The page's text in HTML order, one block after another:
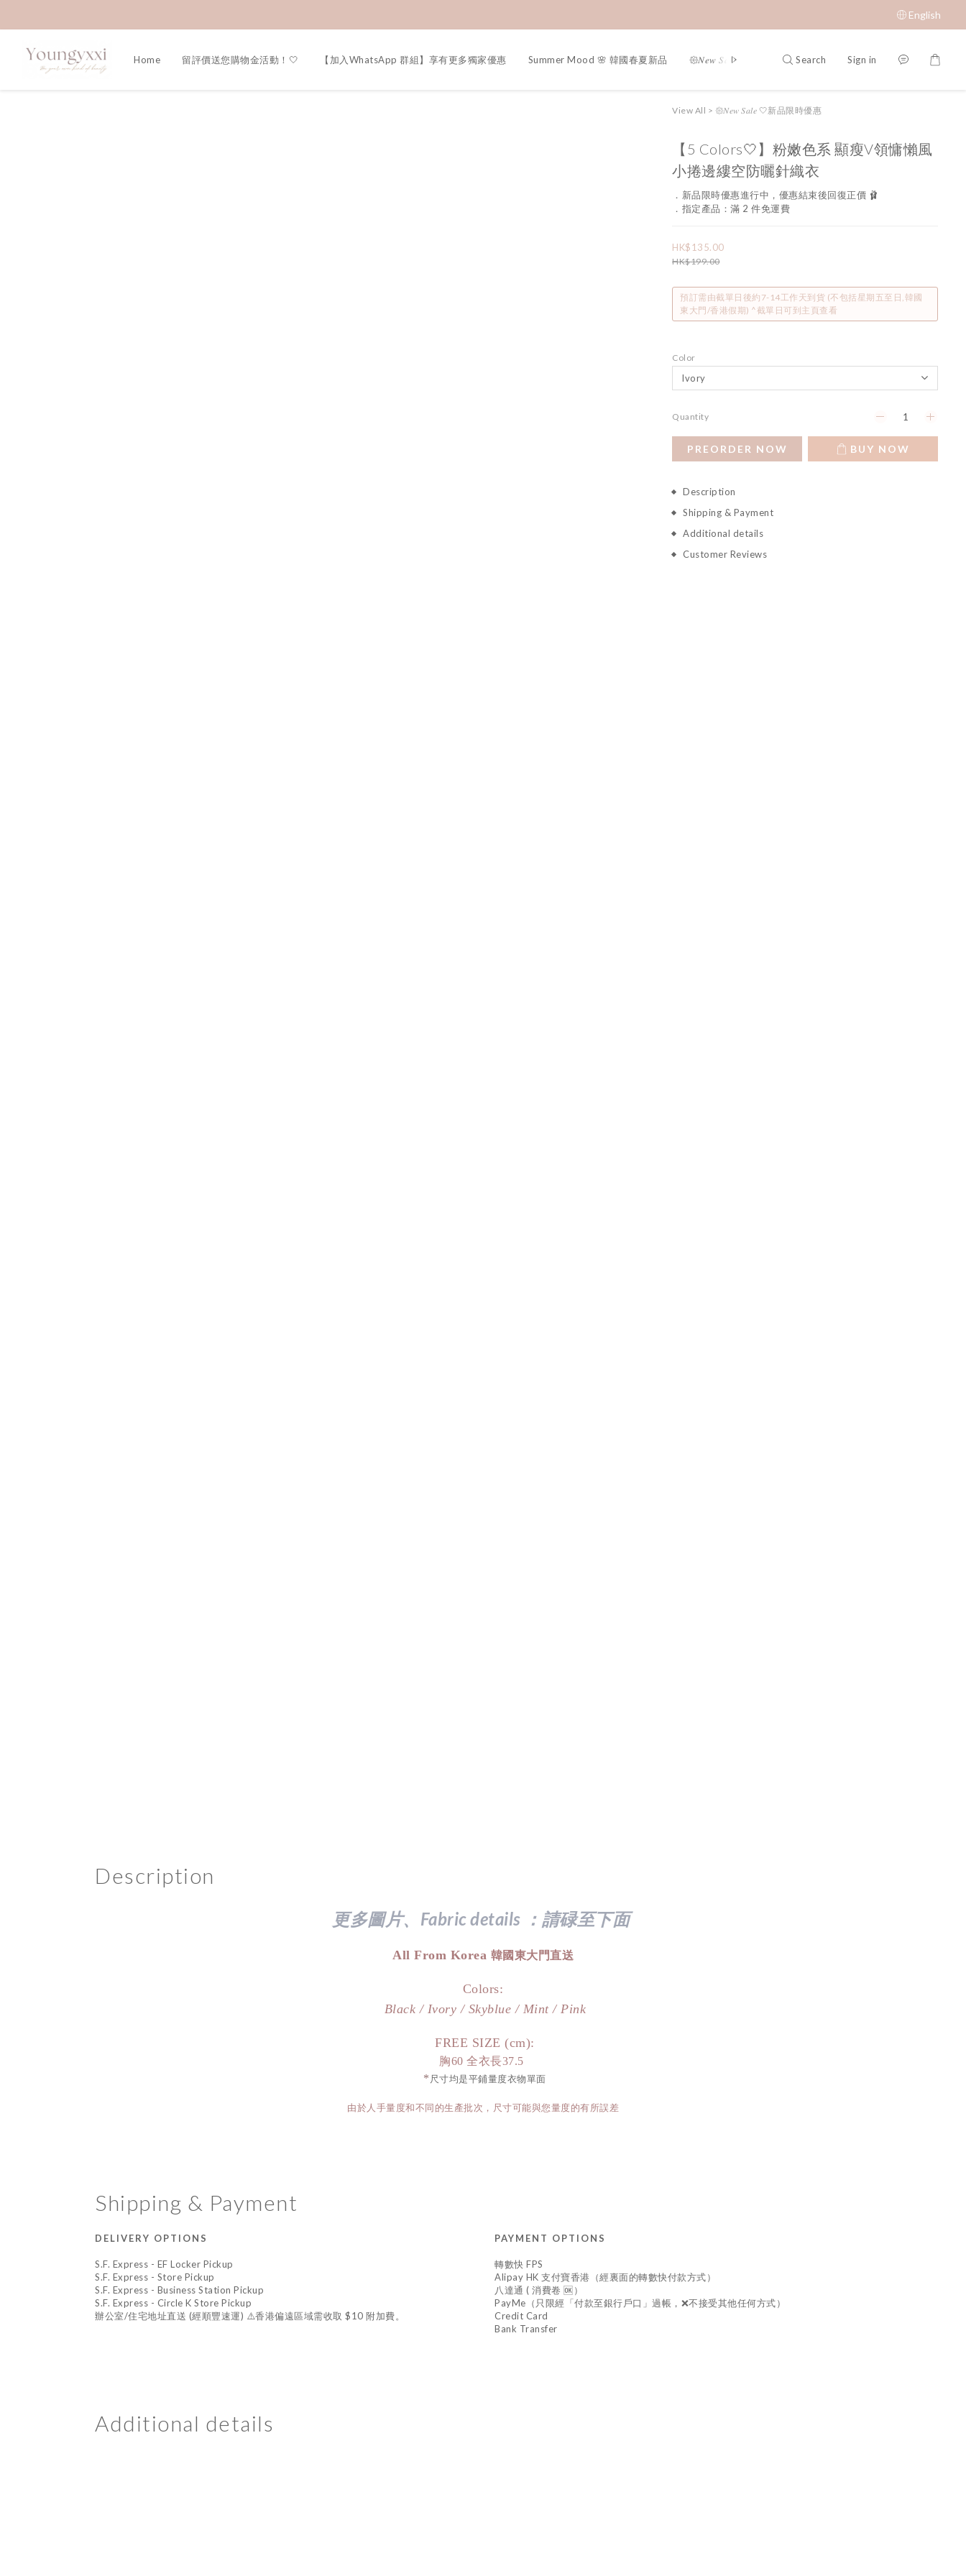
English
Home 留評價送您購物金活動！🤍 【加入WhatsApp 群組】享有更多獨家優惠 Summer Mood 🌸 韓國春夏新品 𑁍𝑁𝑒𝑤 𝑆𝑎𝑙𝑒 🤍新品限時優惠 限時成本價優惠 低至 $65
Search Sign in
View All > 𑁍𝑁𝑒𝑤 𝑆𝑎𝑙𝑒 🤍新品限時優惠
【5 Colors🤍】粉嫩色系 顯瘦V領慵懶風
小捲邊縷空防曬針織衣
．新品限時優惠進行中，優惠結束後回復正價 🩰
．指定產品：滿 2 件免運費
HK$135.00
HK$199.00
預訂需由截單日後約7-14工作天到貨 (不包括星期五至日,韓國
東大門/香港假期) ^截單日可到主頁查看
Color
Quantity
PREORDER NOW BUY NOW
Description
Shipping & Payment
Additional details
Customer Reviews
Description
更多圖片、Fabric details ：請碌至下面
All From Korea 韓國東大門直送
Colors:
Black / Ivory / Skyblue / Mint / Pink
FREE SIZE (cm):
胸60 全衣長37.5
* 尺寸均是平鋪量度衣物單面
由於人手量度和不同的生產批次，尺寸可能與您量度的有所誤差
Shipping & Payment
DELIVERY OPTIONS
S.F. Express - EF Locker Pickup
S.F. Express - Store Pickup
S.F. Express - Business Station Pickup
S.F. Express - Circle K Store Pickup
辦公室/住宅地址直送 (經順豐速運) ⚠️香港偏遠區域需收取 $10 附加費。
PAYMENT OPTIONS
轉數快 FPS
Alipay HK 支付寶香港（經裏面的轉數快付款方式）
八達通 ( 消費卷 🆗）
PayMe（只限經「付款至銀行戶口」過帳，❌不接受其他任何方式）
Credit Card
Bank Transfer
Additional details